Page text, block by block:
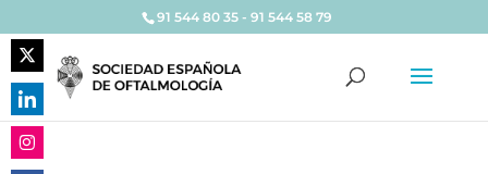
91 544 80 35 - 91 544 58 79
Share
on
Twitter
Share
on
Share